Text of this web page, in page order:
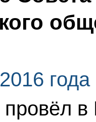
года
провёл